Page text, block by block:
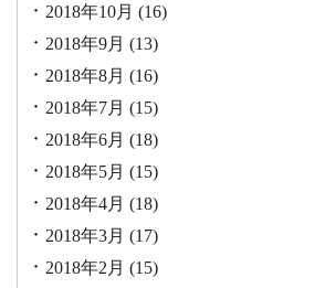
2018年10月 (16)
2018年9月 (13)
2018年8月 (16)
2018年7月 (15)
2018年6月 (18)
2018年5月 (15)
2018年4月 (18)
2018年3月 (17)
2018年2月 (15)